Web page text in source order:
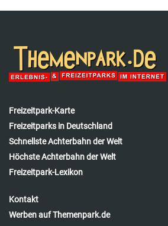
Freizeitpark-Karte
Freizeitparks in Deutschland
Schnellste Achterbahn der Welt
Höchste Achterbahn der Welt
Freizeitpark-Lexikon
Kontakt
Werben auf Themenpark.de